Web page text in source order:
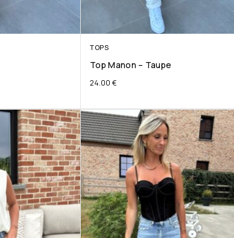
TOPS
Top Manon – Taupe
24.00 €